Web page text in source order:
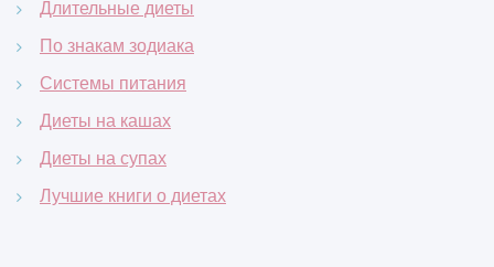
Длительные диеты
По знакам зодиака
Системы питания
Диеты на кашах
Диеты на супах
Лучшие книги о диетах